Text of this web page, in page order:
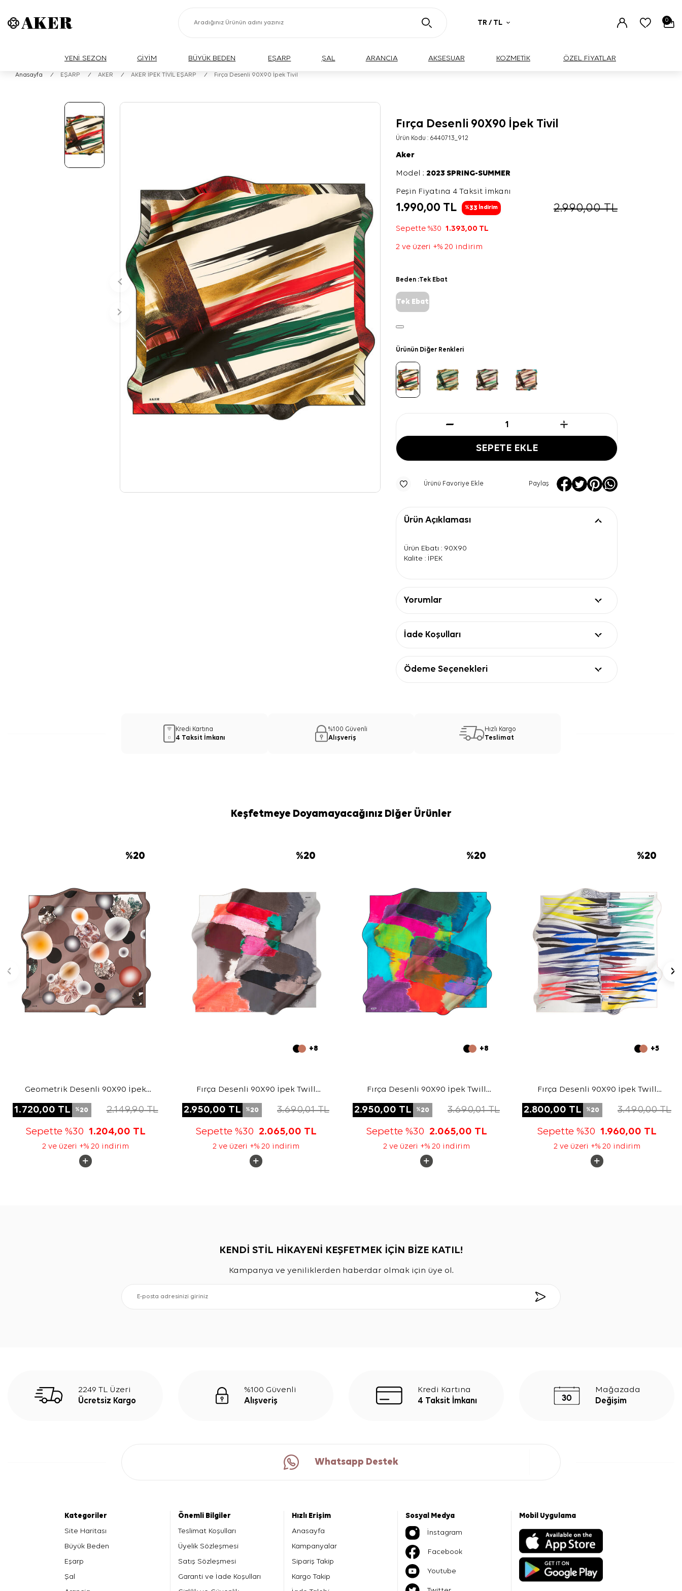
TR / TL 0
YENİ SEZON GİYİM BÜYÜK BEDEN EŞARP ŞAL ARANCIA AKSESUAR KOZMETİK ÖZEL FİYATLAR
Anasayfa / EŞARP / AKER / AKER İPEK TİVİL EŞARP / Fırça Desenli 90X90 İpek Tivil
Fırça Desenli 90X90 İpek Tivil
Ürün Kodu : 6440713_912
Aker
Model :2023 SPRING-SUMMER
Peşin Fiyatına 4 Taksit İmkanı
1.990,00 TL %33 İndirim 2.990,00TL
Sepette %301.393,00 TL
2 ve üzeri +% 20 indirim
Beden :Tek Ebat
Tek Ebat
Ürünün Diğer Renkleri
SEPETE EKLE
Ürünü Favoriye Ekle Paylaş
Ürün Açıklaması
Ürün Ebatı : 90X90
Kalite : İPEK
Yorumlar
İade Koşulları
Ödeme Seçenekleri
Kredi Kartına
4 Taksit İmkanı
%100 Güvenli
Alışveriş
Hızlı Kargo
Teslimat
Keşfetmeye Doyamayacağınız Diğer Ürünler
%20
Geometrik Desenli 90X90 İpek
1.720,00 TL %20 2.149,90TL
Sepette %30 1.204,00 TL
2 ve üzeri +% 20 indirim
%20
+8
Fırça Desenli 90X90 İpek Twill
2.950,00 TL %20 3.690,01TL
Sepette %30 2.065,00 TL
2 ve üzeri +% 20 indirim
%20
+8
Fırça Desenli 90X90 İpek Twill
2.950,00 TL %20 3.690,01TL
Sepette %30 2.065,00 TL
2 ve üzeri +% 20 indirim
%20
+5
Fırça Desenli 90X90 İpek Twill
2.800,00 TL %20 3.490,00TL
Sepette %30 1.960,00 TL
2 ve üzeri +% 20 indirim
KENDİ STİL HİKAYENİ KEŞFETMEK İÇİN BİZE KATIL!
Kampanya ve yeniliklerden haberdar olmak için üye ol.
2249 TL Üzeri
Ücretsiz Kargo
%100 Güvenli
Alışveriş
Kredi Kartına
4 Taksit İmkanı
Mağazada
Değişim
Whatsapp Destek
Kategoriler
Site Haritası
Büyük Beden
Eşarp
Şal
Önemli Bilgiler
Teslimat Koşulları
Üyelik Sözleşmesi
Satış Sözleşmesi
Garanti ve İade Koşulları
Hızlı Erişim
Anasayfa
Kampanyalar
Sipariş Takip
Kargo Takip
Sosyal Medya
İnstagram
Facebook
Youtube
Mobil Uygulama